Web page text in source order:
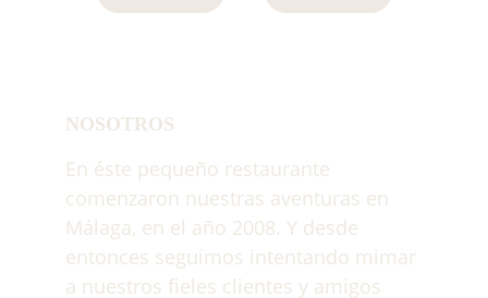
NOSOTROS
En éste pequeño restaurante
comenzaron nuestras aventuras en
Málaga, en el año 2008. Y desde
entonces seguimos intentando mimar
a nuestros fieles clientes y amigos